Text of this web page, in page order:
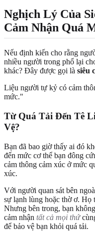
Nghịch Lý Của
Cảm Nhận Quá
Nếu định kiến cho rằng
nhiều người trong phổ lại
khác? Đây được gọi là siêu
Liệu người tự kỷ có cảm
mức."
Từ Quá Tải Đến Tê
Vệ?
Bạn đã bao giờ thấy ai đó
đến mức cơ thể bạn đông
cảm thông cảm xúc ở mức
xúc.
Với người quan sát bên
sự lạnh lùng hoặc thờ ơ. Họ
Nhưng bên trong, bạn
cảm nhận tất cả mọi thứ
để bảo vệ bạn khỏi quá tải.